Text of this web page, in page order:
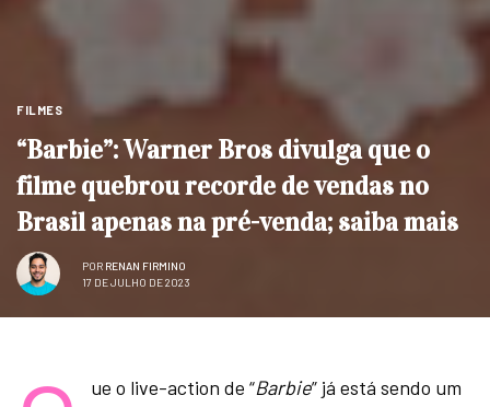
FILMES
“Barbie”: Warner Bros divulga que o
filme quebrou recorde de vendas no
Brasil apenas na pré-venda; saiba mais
POR RENAN FIRMINO
17 DE JULHO DE 2023
ue o live-action de “Barbie” já está sendo um